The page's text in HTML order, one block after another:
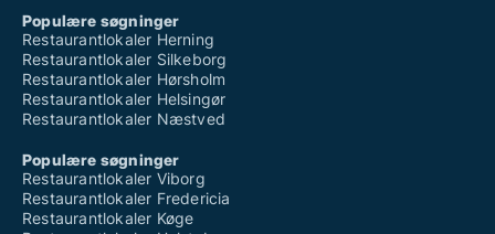
Populære søgninger
Restaurantlokaler Herning
Restaurantlokaler Silkeborg
Restaurantlokaler Hørsholm
Restaurantlokaler Helsingør
Restaurantlokaler Næstved
Populære søgninger
Restaurantlokaler Viborg
Restaurantlokaler Fredericia
Restaurantlokaler Køge